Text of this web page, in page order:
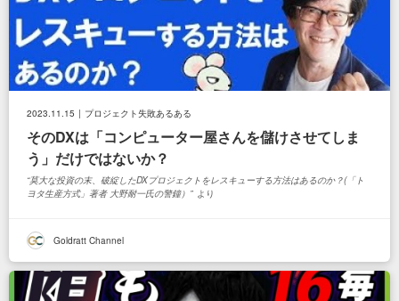
そのDXは「コンピューター屋さんを儲けさせてしま
う」だけではないか？
莫大な投資の末、破綻したDXプロジェクトをレスキューする方法はあるのか？(「ト
ヨタ生産方式」著者 大野耐一氏の警鐘）
より
2023.11.15 プロジェクト失敗あるある
Goldratt Channel